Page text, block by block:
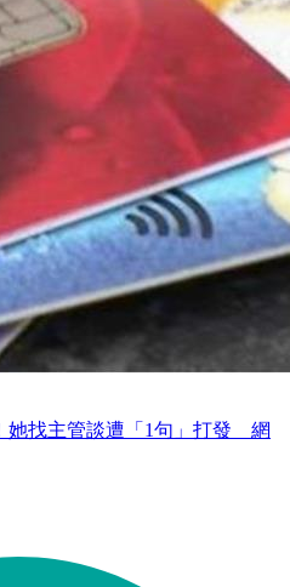
她找主管談遭「1句」打發 網